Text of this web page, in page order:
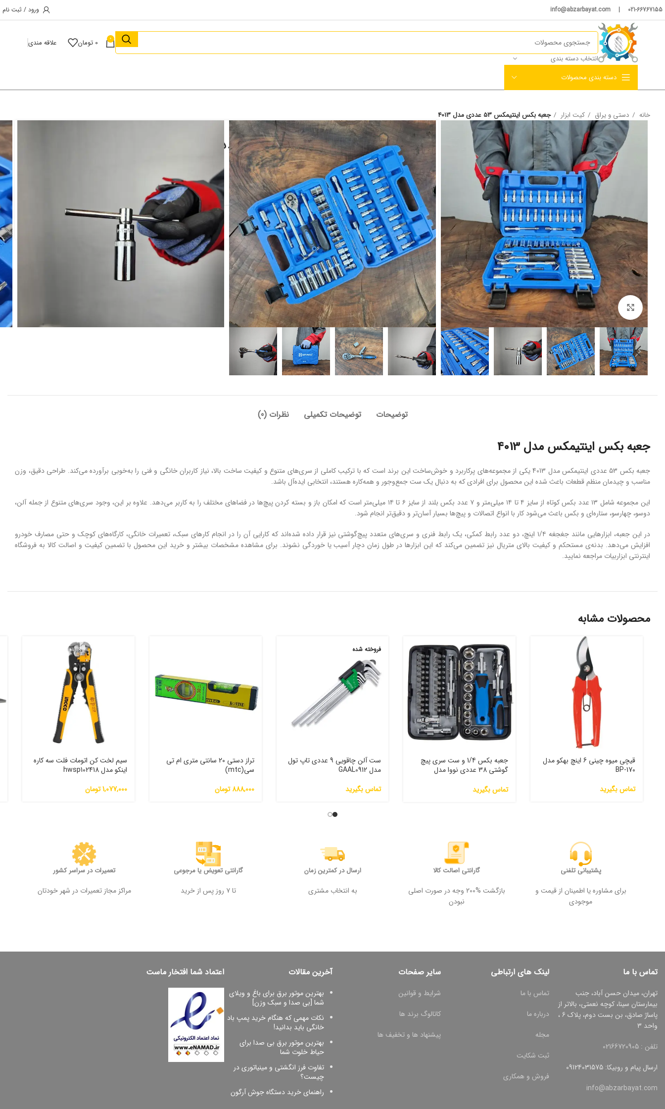
021-66767155 | info@abzarbayat.com ورود / ثبت نام
انتخاب دسته بندی
0
0 تومان علاقه مندی
دسته بندی محصولات
خانه دستی و یراق کیت ابزار جعبه بکس اینتیمکس 53 عددی مدل 4013
برای بزرگنمایی کلیک کنید
جعبه بکس اینتیمکس 53 عددی مدل 4013
تماس بگیرید
افزودن به علاقه مندی
دسته:دستی و یراق, کیت ابزار
توضیحات توضیحات تکمیلی نظرات (0)
جعبه بکس اینتیمکس مدل 4013
جعبه بکس ۵۳ عددی اینتیمکس مدل 4013 یکی از مجموعه‌های پرکاربرد و خوش‌ساخت این برند است که با ترکیب کاملی از سری‌های متنوع و کیفیت ساخت بالا، نیاز کاربران خانگی و فنی را به‌خوبی برآورده می‌کند. طراحی دقیق، وزن
مناسب و چیدمان منظم قطعات باعث شده این محصول برای افرادی که به دنبال یک ست جمع‌وجور و همه‌کاره هستند، انتخابی ایده‌آل باشد.
این مجموعه شامل ۱۳ عدد بکس کوتاه از سایز ۴ تا ۱۴ میلی‌متر و ۷ عدد بکس بلند از سایز ۶ تا ۱۴ میلی‌متر است که امکان باز و بسته کردن پیچ‌ها در فضاهای مختلف را به کاربر می‌دهد. علاوه بر این، وجود سری‌های متنوع از جمله آلن،
دوسو، چهارسو، ستاره‌ای و بکس باعث می‌شود کار با انواع اتصالات و پیچ‌ها بسیار آسان‌تر و دقیق‌تر انجام شود.
در این جعبه، ابزارهایی مانند جغجغه ۱/۴ اینچ، دو عدد رابط کمکی، یک رابط فنری و سری‌های متعدد پیچ‌گوشتی نیز قرار داده شده‌اند که کارایی آن را در انجام کارهای سبک، تعمیرات خانگی، کارگاه‌های کوچک و حتی مصارف خودرو
افزایش می‌دهد. بدنه‌ی مستحکم و کیفیت بالای متریال نیز تضمین می‌کند که این ابزارها در طول زمان دچار آسیب یا خوردگی نشوند. برای مشاهده مشخصات بیشتر و خرید این محصول با تضمین کیفیت و اصالت کالا به فروشگاه
اینترنتی ابزاربیات مراجعه نمایید.
محصولات مشابه
قیچی میوه چینی 6 اینچ بهکو مدل
BP-170
تماس بگیرید
جعبه بکس 1/4 و ست سری پیچ
گوشتی 38 عددی نووا مدل
تماس بگیرید
فروخته شده
ست آلن چاقویی 9 عددی تاپ تول
مدل GAAL0912
تماس بگیرید
تراز دستی 20 سانتی متری ام تی
سی(mtc)
888,000 تومان
سیم لخت کن اتومات فلت سه کاره
اینکو مدل hwsp102418
1,077,000تومان
پشتیبانی تلفنی
برای مشاوره یا اطمینان از قیمت و
موجودی
گارانتی اصالت کالا
بازگشت %200 وجه در صورت اصلی
نبودن
ارسال در کمترین زمان
به انتخاب مشتری
گارانتی تعویض یا مرجوعی
تا ۷ روز پس از خرید
تعمیرات در سراسر کشور
مراکز مجاز تعمیرات در شهر خودتان
تماس با ما
تهران، میدان حسن آباد، جنب
بیمارستان سینا، کوچه نعمتی، بالاتر از
پاساژ صادق، بن بست دوم، پلاک 6 ،
واحد 3
تلفن : 02166720905
ارسال پیام و روبیکا: 09124031575
info@abzarbayat.com
لینک های ارتباطی
تماس با ما
درباره ما
مجله
ثبت شکایت
فروش و همکاری
سایر صفحات
شرایط و قوانین
کاتالوگ برند ها
پیشنهاد ها و تخفیف ها
آخرین مقالات
بهترین موتور برق برای باغ و ویلای
شما [بی صدا و سبک وزن]
نکات مهمی که هنگام خرید پمپ باد
خانگی باید بدانید!
بهترین موتور برق بی صدا برای
حیاط خلوت شما
تفاوت فرز انگشتی و مینیاتوری در
چیست؟
راهنمای خرید دستگاه جوش آرگون
اعتماد شما افتخار ماست